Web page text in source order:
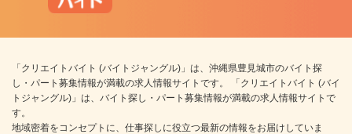
「クリエイトバイト (バイトジャングル)」は、沖縄県豊見城市のバイト探
し・パート募集情報が満載の求人情報サイトです。 「クリエイトバイト (バイ
トジャングル)」は、バイト探し・パート募集情報が満載の求人情報サイトで
す。
地域密着をコンセプトに、仕事探しに役立つ最新の情報をお届けしていま